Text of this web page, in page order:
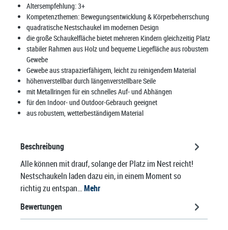
Altersempfehlung:3+
Kompetenzthemen: Bewegungsentwicklung & Körperbeherrschung
quadratische Nestschaukel im modernen Design
die große Schaukelfläche bietet mehreren Kindern gleichzeitig Platz
stabiler Rahmen aus Holz und bequeme Liegefläche aus robustem
Gewebe
Gewebe aus strapazierfähigem, leicht zu reinigendem Material
höhenverstellbar durch längenverstellbare Seile
mit Metallringen für ein schnelles Auf- und Abhängen
für den Indoor- und Outdoor-Gebrauch geeignet
aus robustem, wetterbeständigem Material
Beschreibung
Alle können mit drauf, solange der Platz im Nest reicht!
Nestschaukeln laden dazu ein, in einem Moment so
richtig zu entspan…Mehr
Bewertungen